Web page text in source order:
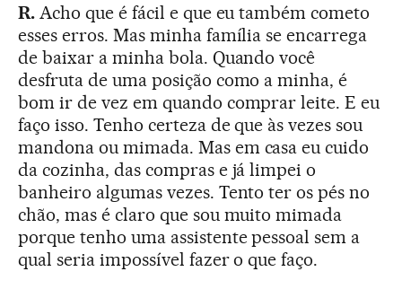
R.Acho que é fácil e que eu também cometo
esses erros. Mas minha família se encarrega
de baixar a minha bola. Quando você
desfruta de uma posição como a minha, é
bom ir de vez em quando comprar leite. E eu
faço isso. Tenho certeza de que às vezes sou
mandona ou mimada. Mas em casa eu cuido
da cozinha, das compras e já limpei o
banheiro algumas vezes. Tento ter os pés no
chão, mas é claro que sou muito mimada
porque tenho uma assistente pessoal sem a
qual seria impossível fazer o que faço.